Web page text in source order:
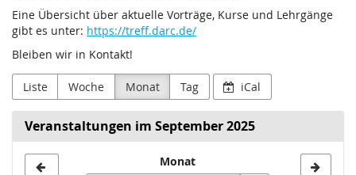
Eine Übersicht über aktuelle Vorträge, Kurse und Lehrgänge
gibt es unter: https://treff.darc.de/
Bleiben wir in Kontakt!
Liste Woche Monat Tag iCal
Veranstaltungen im September 2025
Monat